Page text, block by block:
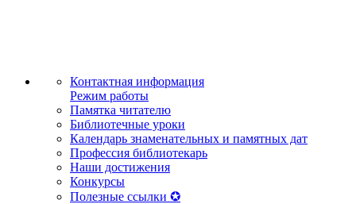
Контактная информация
Режим работы
Памятка читателю
Библиотечные уроки
Календарь знаменательных и памятных дат
Профессия библиотекарь
Наши достижения
Конкурсы
Полезные ссылки ✪